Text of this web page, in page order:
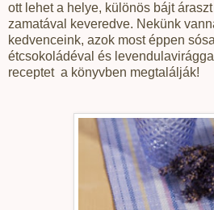
ott lehet a helye, különös bájt
zamatával keveredve. Nekünk
kedvenceink, azok most éppen
étcsokoládéval és
receptet a könyvben megtalálják!